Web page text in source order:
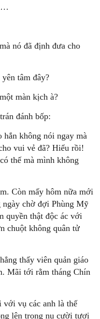
nó đã định đưa cho
tâm đây?
màn kịch à?
đánh bốp:
hắn không nói ngay mà
vui vẻ đã? Hiểu rồi!
thế mà mình không
Còn mấy hôm nữa mới
ngày chờ đợi Phùng Mỹ
quyền thật độc ác với
chuột không quân tử
thấy viên quản giáo
Mãi tới rằm tháng Chín
vụ các anh là thế
lên trong nụ cười tươi